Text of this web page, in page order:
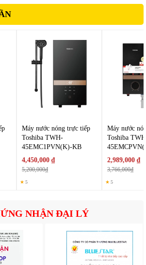
của
Rapido Obel RON-20AD
tiết kiệm thời gian chờ
giật ELCB an toàn
dễ lắp đặt
tiêu hao điện năng
2–4 người
Máy nước nóng trực tiếp
Toshiba TWH-
45EMC1PVN(K)-KB
4,450,000 ₫
5,200,000₫
★ 5
Máy nước
Toshiba
2,989,000 ₫
3,766,000₫
★ 5
NHẬN ĐẠI LÝ